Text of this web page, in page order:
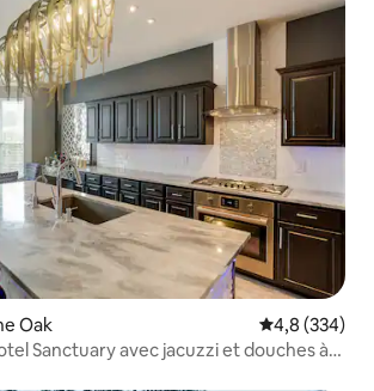
Oak Note
4,8 (334)
Sanctuary avec jacuzzi et douches à